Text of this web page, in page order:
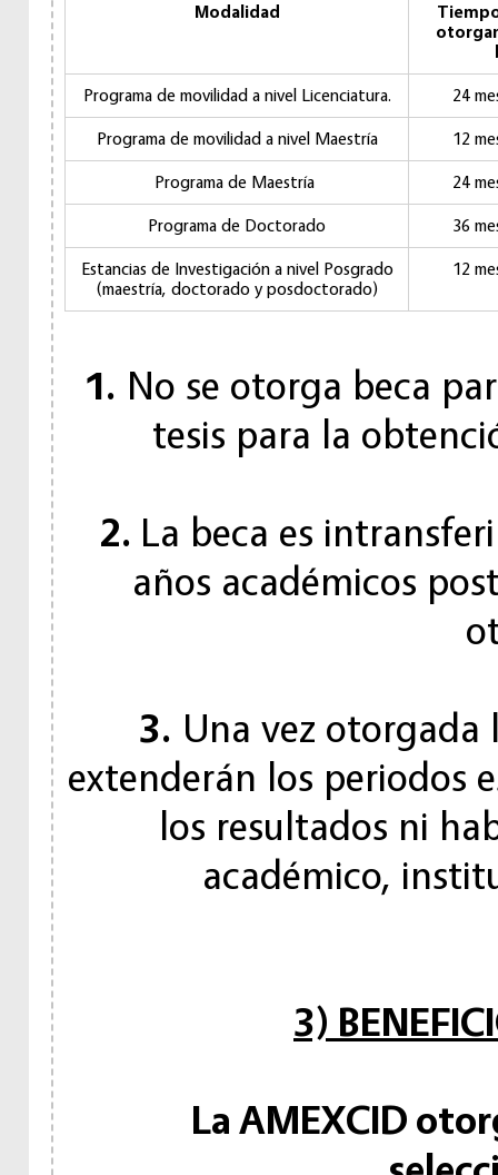
Modalidad
Programa de movilidad a nivel Licenciatura. 24
Programa de movilidad a nivel Maestría 12
Programa de Maestría 24
Programa de Doctorado 36
Estancias de Investigación a nivel Posgrado
(maestría, doctorado y posdoctorado)
12
1. No se otorga beca
tesis para la
2. La beca es
años académicos
3. Una vez otorgada
extenderán los periodos
los resultados ni
académico,
3)
La AMEXCID